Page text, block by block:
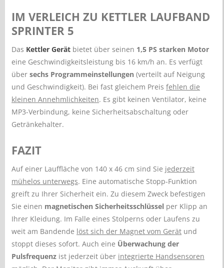
IM VERLEICH ZU KETTLER LAUFBAND
SPRINTER 5
Das Kettler Gerät bietet über seinen 1,5 PS starken Motor
eine Geschwindigkeitsleistung bis 16 km/h an. Es verfügt
übersechs Programmeinstellungen (verteilt auf Neigung
und Geschwindigkeit). Bei fast gleichem Preisfehlen die
kleinen Annehmlichkeiten. Es gibt keinen Ventilator, keine
MP3-Verbindung, keine Sicherheitsabschaltung oder
Getränkehalter.
FAZIT
Auf einer Lauffläche von 140 x 46 cm sind Sie jederzeit
mühelos unterwegs. Eine automatische Stopp-Funktion
greift zu Ihrer Sicherheit ein. Zu diesem Zweck befestigen
Sie einen magnetischen Sicherheitsschlüssel per Klipp an
Ihrer Kleidung. Im Falle eines Stolperns oder Laufens zu
weit am Bandende löst sich der Magnet vom Gerät und
stoppt dieses sofort. Auch eine Überwachung der
Pulsfrequenz ist jederzeit über integrierte Handsensoren